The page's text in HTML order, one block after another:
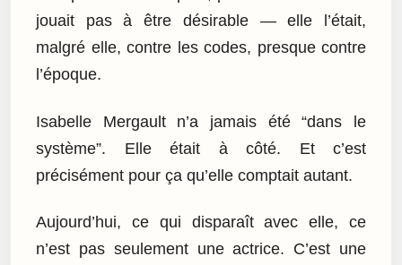
jouait pas à être désirable — elle l’était,
malgré elle, contre les codes, presque contre
l’époque.
Isabelle Mergault n’a jamais été “dans le
système”. Elle était à côté. Et c’est
précisément pour ça qu’elle comptait autant.
Aujourd’hui, ce qui disparaît avec elle, ce
n’est pas seulement une actrice. C’est une